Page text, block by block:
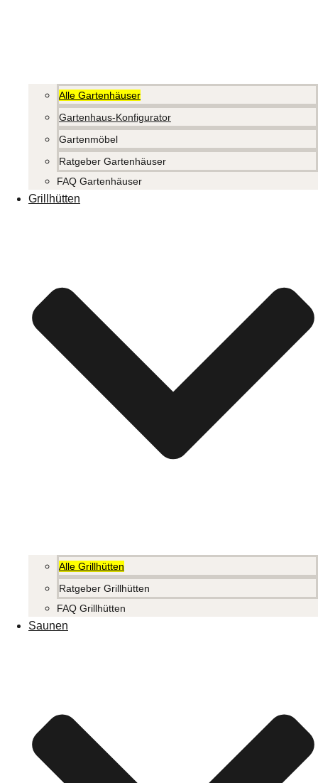
Alle Gartenhäuser
Gartenhaus-Konfigurator
Gartenmöbel
Ratgeber Gartenhäuser
FAQ Gartenhäuser
Grillhütten
Alle Grillhütten
Ratgeber Grillhütten
FAQ Grillhütten
Saunen